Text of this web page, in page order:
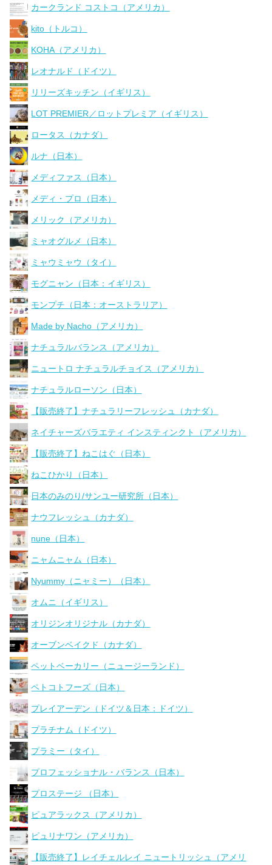
カークランド コストコ（アメリカ）
kito（トルコ）
KOHA（アメリカ）
レオナルド（ドイツ）
リリーズキッチン（イギリス）
LOT PREMIER／ロットプレミア（イギリス）
ロータス（カナダ）
ルナ（日本）
メディファス（日本）
メディ・プロ（日本）
メリック（アメリカ）
ミャオグルメ（日本）
ミャウミャウ（タイ）
モグニャン（日本：イギリス）
モンプチ（日本：オーストラリア）
Made by Nacho（アメリカ）
ナチュラルバランス（アメリカ）
ニュートロ ナチュラルチョイス（アメリカ）
ナチュラルローソン（日本）
【販売終了】ナチュラリーフレッシュ（カナダ）
ネイチャーズバラエティ インスティンクト（アメリカ）
【販売終了】ねこはぐ（日本）
ねこひかり（日本）
日本のみのり/サンユー研究所（日本）
ナウフレッシュ（カナダ）
nune（日本）
ニャムニャム（日本）
Nyummy（ニャミー）（日本）
オムニ（イギリス）
オリジンオリジナル（カナダ）
オーブンベイクド（カナダ）
ペットベーカリー（ニュージーランド）
ペトコトフーズ（日本）
プレイアーデン（ドイツ＆日本：ドイツ）
プラチナム（ドイツ）
プラミー（タイ）
プロフェッショナル・バランス（日本）
プロステージ （日本）
ピュアラックス（アメリカ）
ピュリナワン（アメリカ）
【販売終了】レイチェルレイ ニュートリッシュ（アメリ